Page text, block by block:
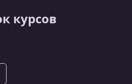
курсов